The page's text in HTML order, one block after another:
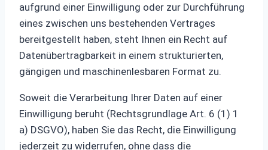
aufgrund einer Einwilligung oder zur Durchführung
eines zwischen uns bestehenden Vertrages
bereitgestellt haben, steht Ihnen ein Recht auf
Datenübertragbarkeit in einem strukturierten,
gängigen und maschinenlesbaren Format zu.
Soweit die Verarbeitung Ihrer Daten auf einer
Einwilligung beruht (Rechtsgrundlage Art. 6 (1) 1
a) DSGVO), haben Sie das Recht, die Einwilligung
jederzeit zu widerrufen, ohne dass die